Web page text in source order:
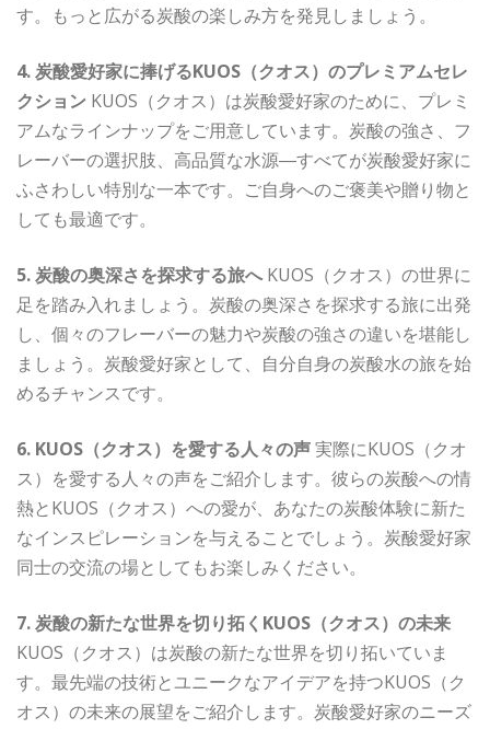
す。もっと広がる炭酸の楽しみ方を発見しましょう。
4. 炭酸愛好家に捧げるKUOS（クオス）のプレミアムセレ
クション KUOS（クオス）は炭酸愛好家のために、プレミ
アムなラインナップをご用意しています。炭酸の強さ、フ
レーバーの選択肢、高品質な水源―すべてが炭酸愛好家に
ふさわしい特別な一本です。ご自身へのご褒美や贈り物と
しても最適です。
5. 炭酸の奥深さを探求する旅へKUOS（クオス）の世界に
足を踏み入れましょう。炭酸の奥深さを探求する旅に出発
し、個々のフレーバーの魅力や炭酸の強さの違いを堪能し
ましょう。炭酸愛好家として、自分自身の炭酸水の旅を始
めるチャンスです。
6. KUOS（クオス）を愛する人々の声実際にKUOS（クオ
ス）を愛する人々の声をご紹介します。彼らの炭酸への情
熱とKUOS（クオス）への愛が、あなたの炭酸体験に新た
なインスピレーションを与えることでしょう。炭酸愛好家
同士の交流の場としてもお楽しみください。
7. 炭酸の新たな世界を切り拓くKUOS（クオス）の未来
KUOS（クオス）は炭酸の新たな世界を切り拓いていま
す。最先端の技術とユニークなアイデアを持つKUOS（ク
オス）の未来の展望をご紹介します。炭酸愛好家のニーズ